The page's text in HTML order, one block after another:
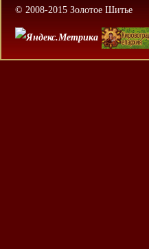
© 2008-2015 Золотое Шитье